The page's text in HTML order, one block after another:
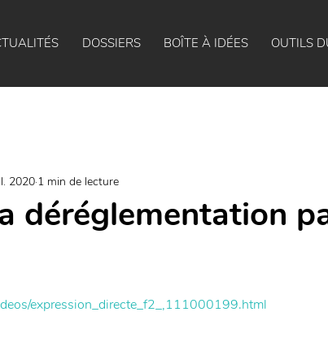
DOSSIERS BOÎTE À IDÉES OUTILS
déréglementation
2020 1 min de lecture
expression_directe_f2_,111000199.html